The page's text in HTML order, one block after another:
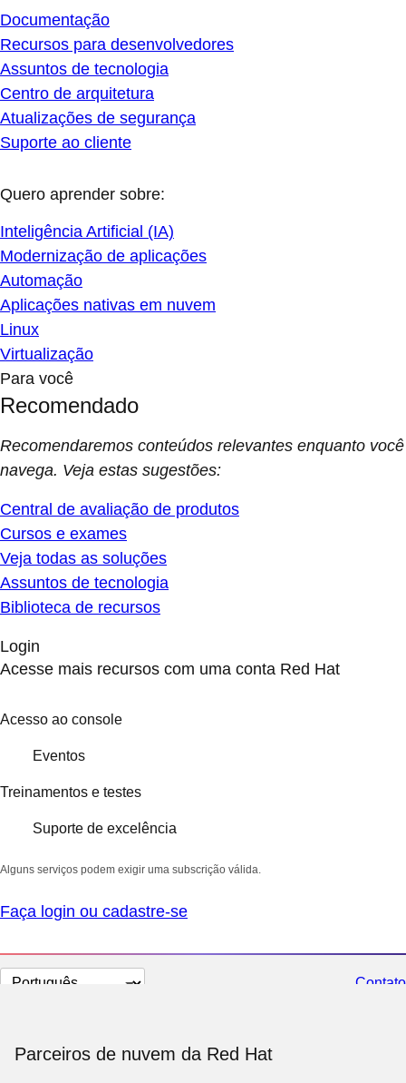
Documentação
Recursos para desenvolvedores
Assuntos de tecnologia
Centro de arquitetura
Atualizações de segurança
Suporte ao cliente
Quero aprender sobre:
Inteligência Artificial (IA)
Modernização de aplicações
Automação
Aplicações nativas em nuvem
Linux
Virtualização
Para você
Recomendado
Recomendaremos conteúdos relevantes enquanto você
navega. Veja estas sugestões:
Central de avaliação de produtos
Cursos e exames
Veja todas as soluções
Assuntos de tecnologia
Biblioteca de recursos
Login
Acesse mais recursos com uma conta Red Hat
Acesso ao console
Eventos
Treinamentos e testes
Suporte de excelência
Alguns serviços podem exigir uma subscrição válida.
Faça login ou cadastre-se
Selecionar
Contato
Parceiros de nuvem da Red Hat